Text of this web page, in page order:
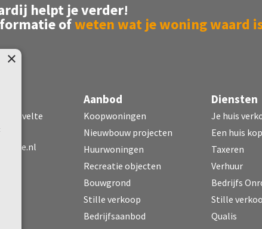
helpt je verder!
ofweten wat je woning waard
Havelte
Aanbod
Koopwoningen
Nieuwbouw projecten
Huurwoningen
Recreatie objecten
Bouwgrond
Stille verkoop
Bedrijfsaanbod
Diensten
Je huis
Een huis
Taxeren
Verhuur
Bedrijfs
Stille
Qualis
×